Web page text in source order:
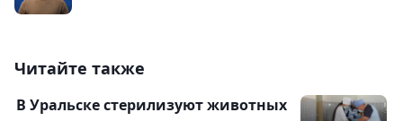
Читайте также
В Уральске стерилизуют животных